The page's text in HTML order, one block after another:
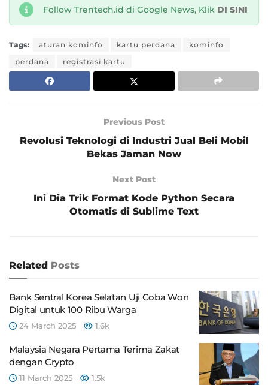
Follow Trentech.id di Google News, Klik DI SINI
Tags: aturan kominfo kartu perdana
kominfo
perdana
registrasi kartu
Previous Post
Revolusi Teknologi di Industri Jual Beli Mobil
Bekas Jaman Now
Next Post
Ini Dia Trik Format Kode Python Secara
Otomatis di Sublime Text
Related Posts
Bank Sentral Korea Selatan Uji Coba Won
Digital untuk 100 Ribu Warga
24 March 2025 1.6k
Malaysia Negara Pertama Terima Zakat
dengan Crypto
11 March 2025 1.5k